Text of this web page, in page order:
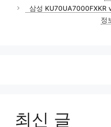
삼성 KU70UA7000FXKR
정
최신 글